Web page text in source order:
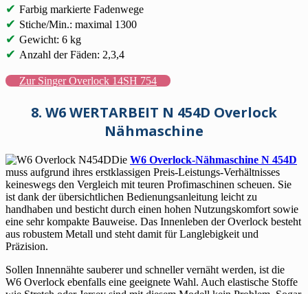
✔ Farbig markierte Fadenwege
✔ Stiche/Min.: maximal 1300
✔ Gewicht: 6 kg
✔ Anzahl der Fäden: 2,3,4
Zur Singer Overlock 14SH 754
8. W6 WERTARBEIT N 454D Overlock
Nähmaschine
Die W6 Overlock-Nähmaschine N 454D
muss aufgrund ihres erstklassigen Preis-Leistungs-Verhältnisses
keineswegs den Vergleich mit teuren Profimaschinen scheuen. Sie
ist dank der übersichtlichen Bedienungsanleitung leicht zu
handhaben und besticht durch einen hohen Nutzungskomfort sowie
eine sehr kompakte Bauweise. Das Innenleben der Overlock besteht
aus robustem Metall und steht damit für Langlebigkeit und
Präzision.
Sollen Innennähte sauberer und schneller vernäht werden, ist die
W6 Overlock ebenfalls eine geeignete Wahl. Auch elastische Stoffe